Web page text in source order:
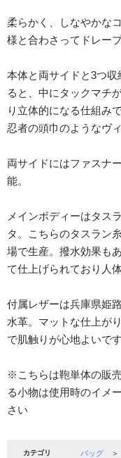
柔らかく、しなやかな
様と合わさってドレー
本体と両サイドと3つ
ると、中にタックマチ
り立体的になる仕組みで
忍者の頭巾のようなヴ
両サイドにはファスナ
能。
メインボディーはタス
タ。こちらのタスラン
場で生産。撥水効果も
て仕上げられており人
付属レザーは兵庫県姫
水革。マットな仕上が
で肌触りが心地よいです
※こちらは鞄単体の販
る小物は使用時のイメ
さい
カテゴリ バッグ ＞